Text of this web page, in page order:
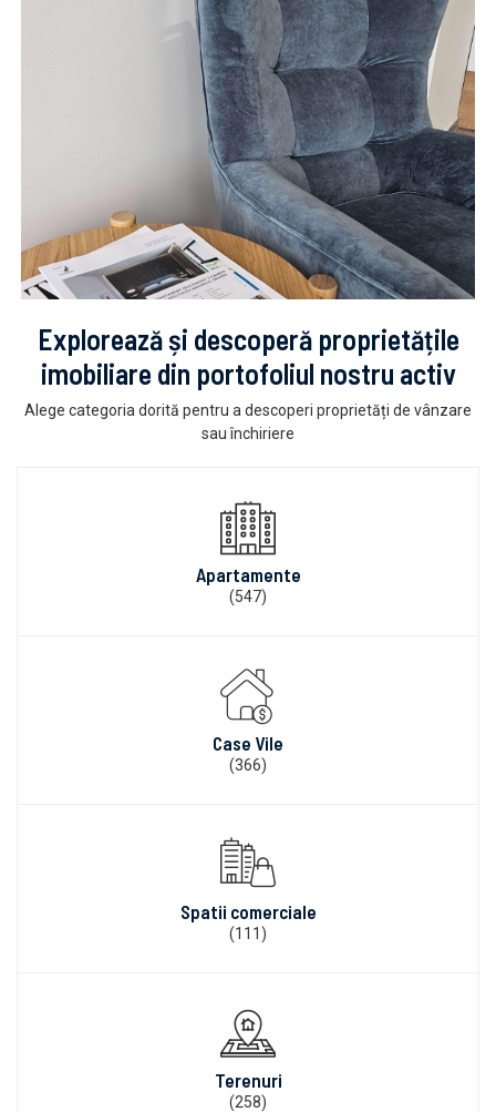
Explorează și descoperă proprietățile
imobiliare din portofoliul nostru activ
Alege categoria dorită pentru a descoperi proprietăți de vânzare
sau închiriere
Apartamente
(547)
Case Vile
(366)
Spatii comerciale
(111)
Terenuri
(258)